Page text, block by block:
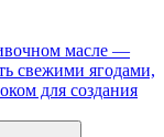
масле —
свежими ягодами,
для создания